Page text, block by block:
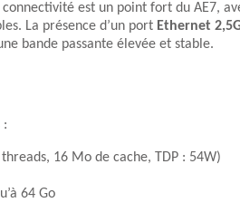
est un point fort du AE7,
La présence d’un port Ethernet
bande passante élevée et stable.
:
16 Mo de cache, TDP : 54W)
64 Go